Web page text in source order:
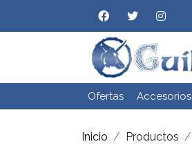
Ofertas Accesorios
Inicio Productos